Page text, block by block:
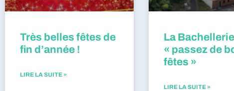
Très belles fêtes de
fin d’année !
LIRE LA SUITE »
La
« passez de
fêtes »
LIRE LA SUITE »